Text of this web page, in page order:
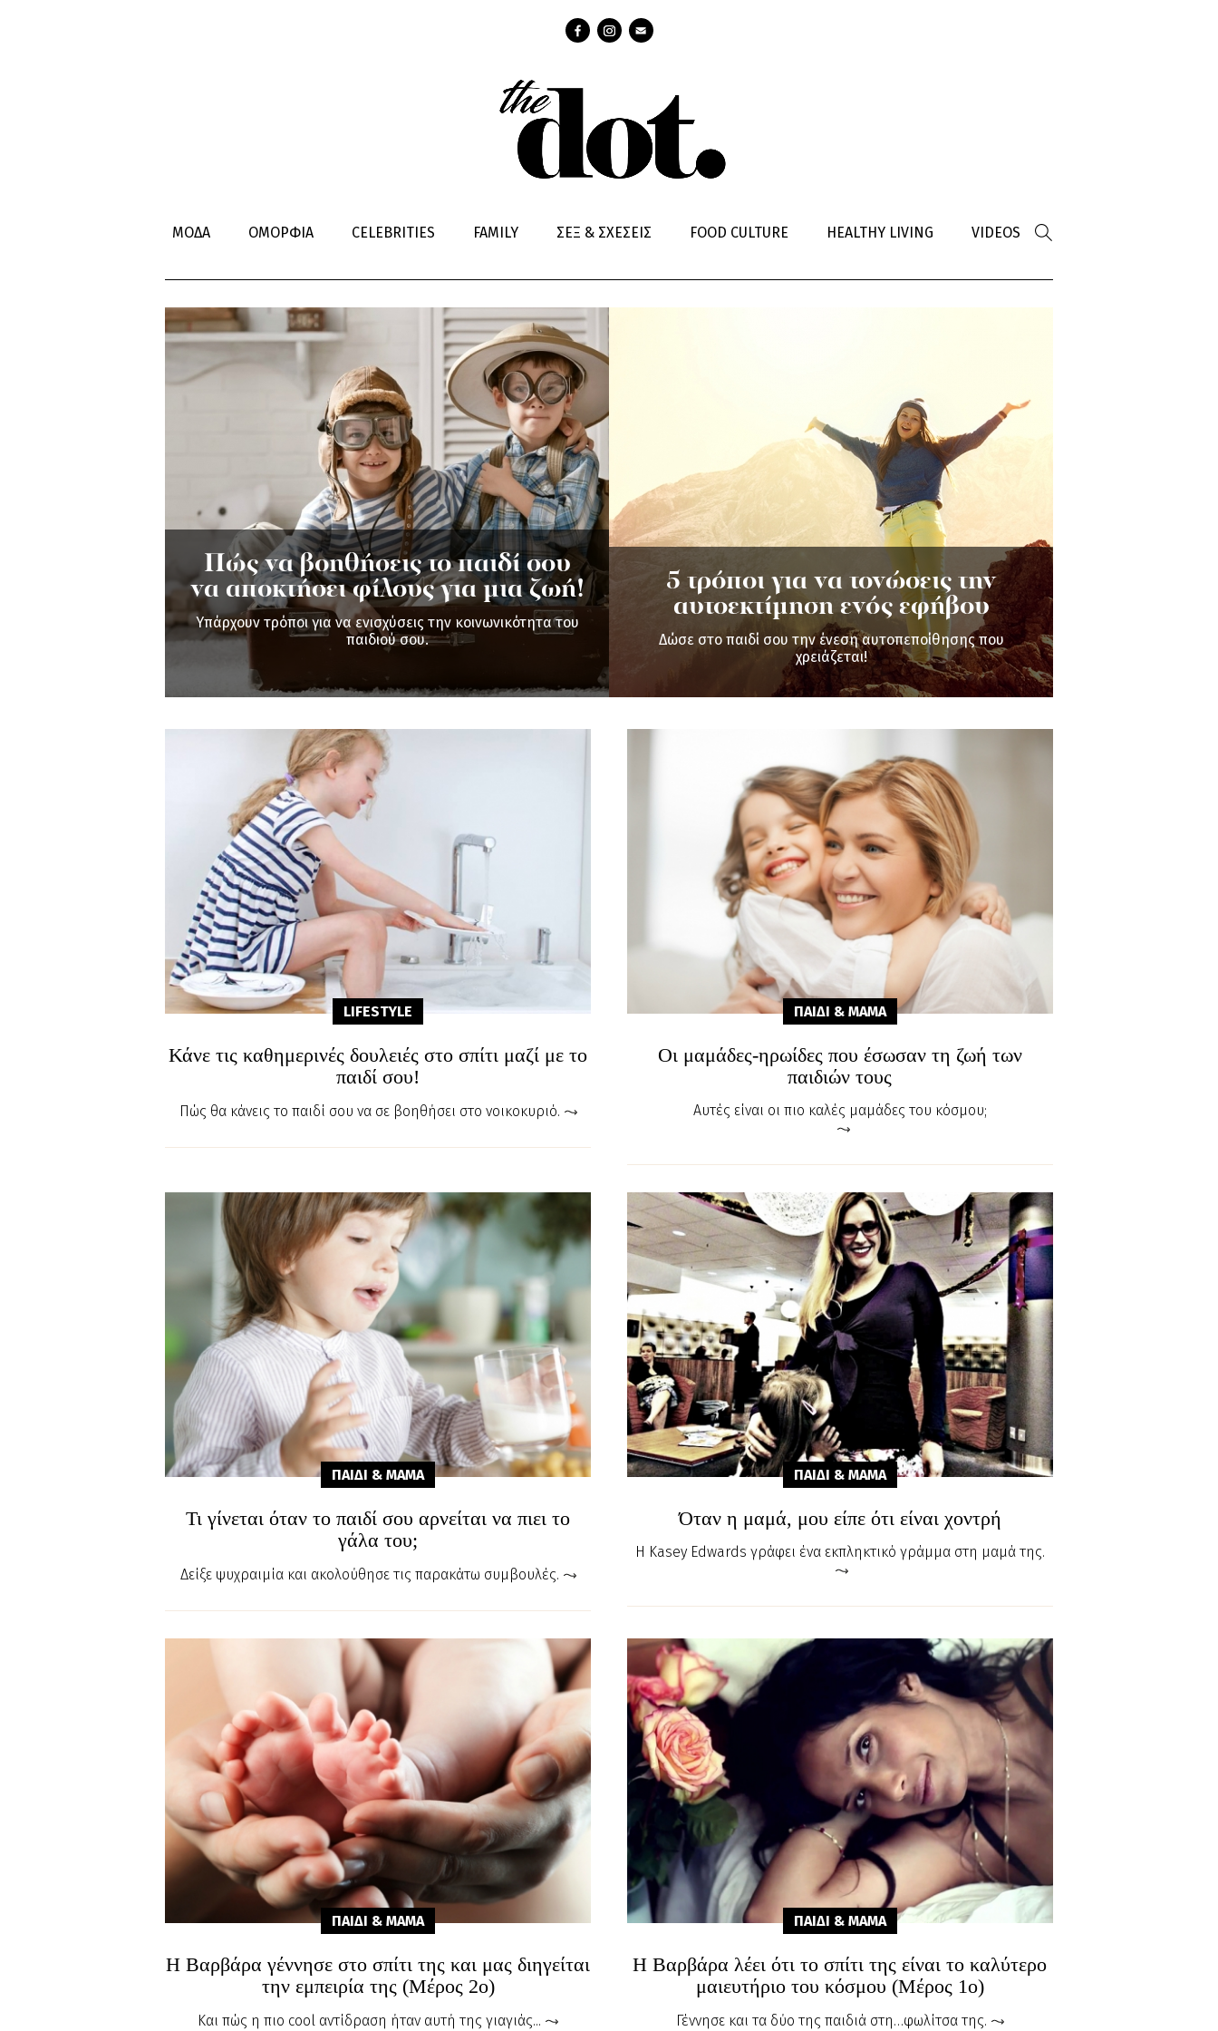
ΜΟΔΑ ΟΜΟΡΦΙΑ CELEBRITIES FAMILY ΣΕΞ & ΣΧΕΣΕΙΣ FOOD CULTURE HEALTHY LIVING VIDEOS
ΓΟΝΕΙΣ
Πώς να βοηθήσεις το παιδί σου
να αποκτήσει φίλους για μια ζωή!
Υπάρχουν τρόποι για να ενισχύσεις την κοινωνικότητα του
παιδιού σου.
5 τρόποι για να τονώσεις την
αυτοεκτίμηση ενός εφήβου
Δώσε στο παιδί σου την ένεση αυτοπεποίθησης που
χρειάζεται!
LIFESTYLE
Κάνε τις καθημερινές δουλειές στο σπίτι μαζί με το
παιδί σου!
Πώς θα κάνεις το παιδί σου να σε βοηθήσει στο νοικοκυριό.
ΠΑΙΔΙ & ΜΑΜA
Οι μαμάδες-ηρωίδες που έσωσαν τη ζωή των
παιδιών τους
Αυτές είναι οι πιο καλές μαμάδες του κόσμου;
ΠΑΙΔΙ & ΜΑΜA
Τι γίνεται όταν το παιδί σου αρνείται να πιει το
γάλα του;
Δείξε ψυχραιμία και ακολούθησε τις παρακάτω συμβουλές.
ΠΑΙΔΙ & ΜΑΜA
Όταν η μαμά, μου είπε ότι είναι χοντρή
Η Kasey Edwards γράφει ένα εκπληκτικό γράμμα στη μαμά της.
ΠΑΙΔΙ & ΜΑΜA
Η Βαρβάρα γέννησε στο σπίτι της και μας διηγείται
την εμπειρία της (Μέρος 2ο)
Και πώς η πιο cool αντίδραση ήταν αυτή της γιαγιάς...
ΠΑΙΔΙ & ΜΑΜA
Η Βαρβάρα λέει ότι το σπίτι της είναι το καλύτερο
μαιευτήριο του κόσμου (Μέρος 1ο)
Γέννησε και τα δύο της παιδιά στη…φωλίτσα της.